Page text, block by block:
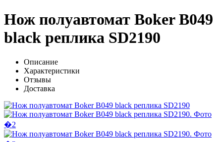
Нож полуавтомат Boker B049
black реплика SD2190
Описание
Характеристики
Отзывы
Доставка